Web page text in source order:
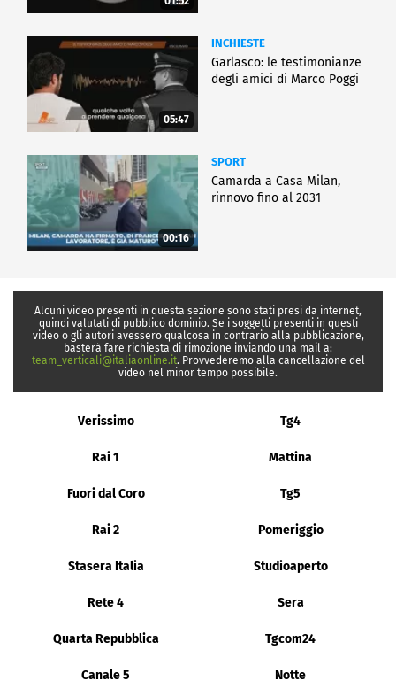
05:47
INCHIESTE
Garlasco: le testimonianze
degli amici di Marco Poggi
00:16
SPORT
Camarda a Casa Milan,
rinnovo fino al 2031
Alcuni video presenti in questa sezione sono stati presi da internet,
quindi valutati di pubblico dominio. Se i soggetti presenti in questi
video o gli autori avessero qualcosa in contrario alla pubblicazione,
basterà fare richiesta di rimozione inviando una mail a:
team_verticali@italiaonline.it. Provvederemo alla cancellazione del
video nel minor tempo possibile.
Verissimo Tg4
Rai 1 Mattina
Fuori dal Coro Tg5
Rai 2 Pomeriggio
Stasera Italia Studioaperto
Rete 4 Sera
Quarta Repubblica Tgcom24
Canale 5 Notte